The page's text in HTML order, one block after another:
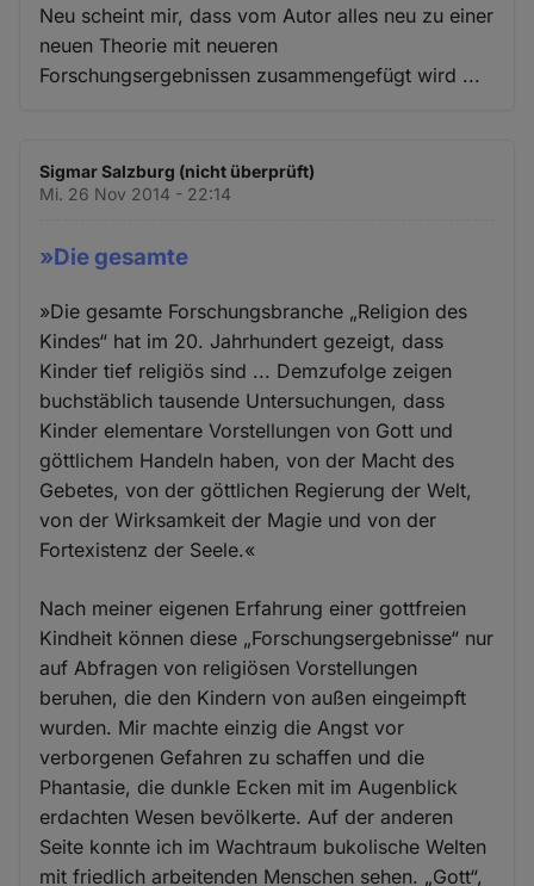
Neu scheint mir, dass vom Autor alles neu zu einer
neuen Theorie mit neueren
Forschungsergebnissen zusammengefügt wird ...
Sigmar Salzburg (nicht überprüft)
Mi. 26 Nov 2014 - 22:14
»Die gesamte
»Die gesamte Forschungsbranche „Religion des
Kindes“ hat im 20. Jahrhundert gezeigt, dass
Kinder tief religiös sind ... Demzufolge zeigen
buchstäblich tausende Untersuchungen, dass
Kinder elementare Vorstellungen von Gott und
göttlichem Handeln haben, von der Macht des
Gebetes, von der göttlichen Regierung der Welt,
von der Wirksamkeit der Magie und von der
Fortexistenz der Seele.«
Nach meiner eigenen Erfahrung einer gottfreien
Kindheit können diese „Forschungsergebnisse“ nur
auf Abfragen von religiösen Vorstellungen
beruhen, die den Kindern von außen eingeimpft
wurden. Mir machte einzig die Angst vor
verborgenen Gefahren zu schaffen und die
Phantasie, die dunkle Ecken mit im Augenblick
erdachten Wesen bevölkerte. Auf der anderen
Seite konnte ich im Wachtraum bukolische Welten
mit friedlich arbeitenden Menschen sehen. „Gott“,